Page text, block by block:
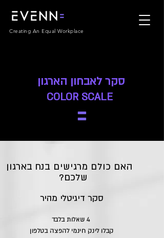
Creating An Equal Workplace
סקר לאבחון הארגון
COLOR SCALE
האם כולם מרגישים בנח בארגון
שלכם?
סקר דיגיטלי מהיר
4 שאלות בלבד
קבלו לינק חינמי להפצה בטלפון